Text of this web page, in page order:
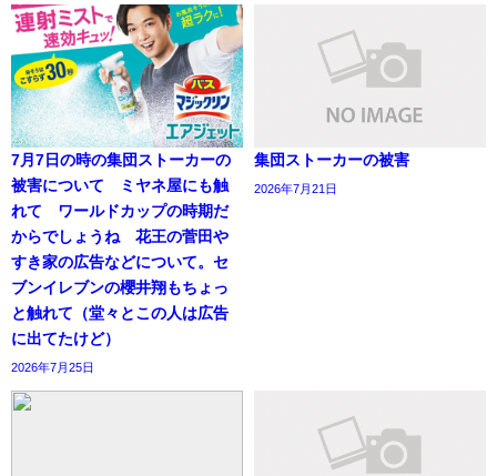
7月7日の時の集団ストーカーの
被害について ミヤネ屋にも触
れて ワールドカップの時期だ
からでしょうね 花王の菅田や
すき家の広告などについて。セ
ブンイレブンの櫻井翔もちょっ
と触れて（堂々とこの人は広告
に出てたけど）
2026年7月25日
集団ストーカーの被害
2026年7月21日